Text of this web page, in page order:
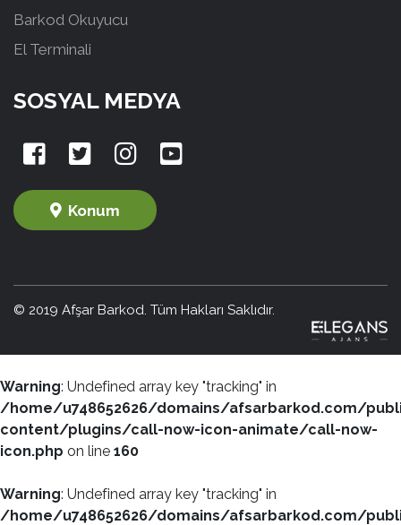
Barkod Okuyucu
El Terminali
SOSYAL MEDYA
Konum
© 2019 Afşar Barkod. Tüm Hakları Saklıdır.
Warning: Undefined array key "tracking" in
/home/u748652626/domains/afsarbarkod.com/
content/plugins/call-now-icon-animate/call-now-
icon.php on line 160
Warning: Undefined array key "tracking" in
/home/u748652626/domains/afsarbarkod.com/